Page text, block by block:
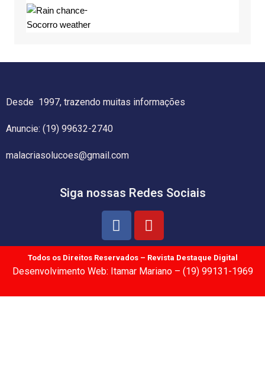
-
Socorro weather
Desde 1997, trazendo muitas informações
Anuncie: (19) 99632-2740
malacriasolucoes@gmail.com
Siga nossas Redes Sociais
Todos os Direitos Reservados – Revista Destaque Digital
Desenvolvimento Web: Itamar Mariano – (19) 99131-1969